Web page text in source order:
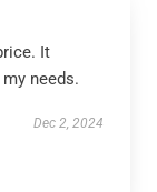
It
needs.
Dec 2, 2024